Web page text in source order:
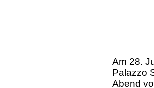
Am 28.
Palazzo
Abend